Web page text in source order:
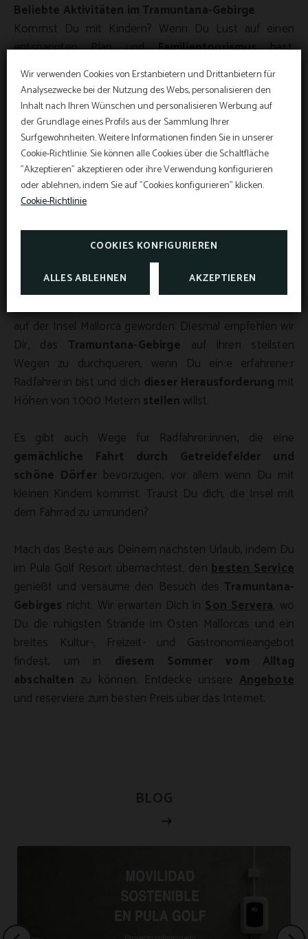
Wir verwenden Cookies von Erstanbietern und Drittanbietern für
Analysezwecke bei der Nutzung des Webs, personalisieren den
Inhalt nach Ihren Wünschen und personalisieren Werbung auf
der Grundlage eines Profils aus der Sammlung Ihrer
Surfgewohnheiten. Weitere Informationen finden Sie in unserer
Cookie-Richtlinie. Sie können alle Cookies über die Schaltfläche
"Akzeptieren" akzeptieren oder ihre Verwendung konfigurieren
oder ablehnen, indem Sie auf "Cookies konfigurieren" klicken.
Cookie-Richtlinie
COOKIES KONFIGURIEREN
ALLES ABLEHNEN AKZEPTIEREN
Beliebte Aktivitäten im Tramuntana-Gebirge
Kommst Du mit Kindern? Wenn Du Lust auf einen
entspannten Plan undFamilientourismushast,
empfehlen wir Dir
eine der beliebtesten Aktivitäten
für die ganze Familie. Dies ist dieZugstrecke nach
Sóller, die nach mehr als 100 Jahren Betrieb zu einer der
wichtigsten touristischen Attraktionen Mallorcas
geworden ist.
Der Ausflugvon Palma de Mallorca nach Sóller
dauert etwa eine Stunde, und während der Fahrt kannst
Tunnel genießen, während Du in eine wunderschöne
Reise in die Vergangenheiteintauchst.
Radtourensind zu einer der attraktivsten Aktivitäten
auf der Insel Mallorca geworden. Diesmal empfehlen wir
Dir, das Tramuntana-Gebirge auf ihren steilsten
Wegen zu durchqueren, wenn Du ein:e erfahrene:r
Radfahrer:in bist und dich dieser Herausforderung mit
Höhen von 1.000 Metern stellen willst.
Es gibt auch Wege für Radfahrer:innen, die eine
gemächliche Fahrt durch Getreidefelder und
schöne Dörferbevorzugen, vor allem wenn Du mit
kleinen Kindern kommst. Traust Du dich, die Insel mit
dem Fahrrad zu umrunden?
Mach das Beste aus Deinem nächsten Urlaub, indem Du
im Pula Golf Resort übernachtest, den besten Service
genießt und versäume den Besuch des Tramuntana-
Gebirges nicht. Wir erwarten Dich in Son Servera, wo
Du die ruhigsten Strände im Osten Mallorcas und ein
breites Kultur-, Freizeit- und Gastronomieangebot
findest, um in diesem Sommer vom Alltag
abschalten zu können. Entdecke unsere Angebote
und reserviere zum besten Preis über das Internet.
BLOG
Sommerangebote 2026
Vom 1. Juli bis zum 5. September: Entdecke
unsere Sommeraktionen und entscheide, wie du
Golf auf Mallorca erleben möchtest.
NUTZE UNSERE GOLFANGEBOTE